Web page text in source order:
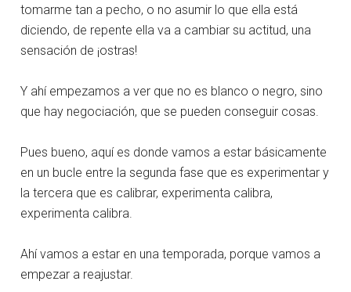
tomarme tan a pecho, o no asumir lo que ella está
diciendo, de repente ella va a cambiar su actitud, una
sensación de ¡ostras!
Y ahí empezamos a ver que no es blanco o negro, sino
que hay negociación, que se pueden conseguir cosas.
Pues bueno, aquí es donde vamos a estar básicamente
en un bucle entre la segunda fase que es experimentar y
la tercera que es calibrar, experimenta calibra,
experimenta calibra.
Ahí vamos a estar en una temporada, porque vamos a
empezar a reajustar.